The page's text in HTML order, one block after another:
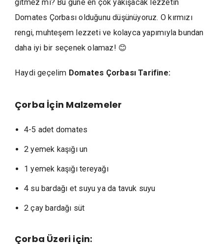
gitmez mi? Bu güne en çok yakışacak lezzetin
Domates Çorbası olduğunu düşünüyoruz. O kırmızı
rengi, muhteşem lezzeti ve kolayca yapımıyla bundan
daha iyi bir seçenek olamaz! 😊
Haydi geçelim Domates Çorbası Tarifine:
Çorba İçin Malzemeler
4-5 adet domates
2 yemek kaşığı un
1 yemek kaşığı tereyağı
4 su bardağı et suyu ya da tavuk suyu
2 çay bardağı süt
Çorba Üzeri için: